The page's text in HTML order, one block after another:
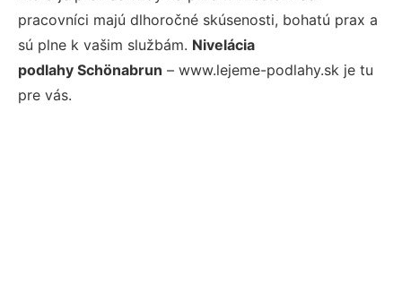
pracovníci majú dlhoročné skúsenosti, bohatú prax a
sú plne k vašim službám. Nivelácia
podlahy Schönabrun – www.lejeme-podlahy.sk je tu
pre vás.